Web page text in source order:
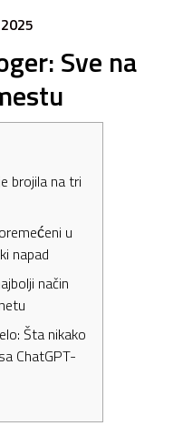
Sve na
brojila na tri
u
napad
način
Šta nikako
ChatGPT-